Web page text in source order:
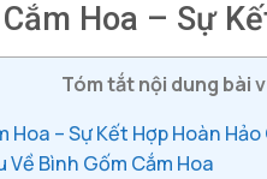
Hoa – Sự
Tóm tắt nội dung bài
Hoa – Sự Kết Hợp Hoàn
Về Bình Gốm Cắm Hoa